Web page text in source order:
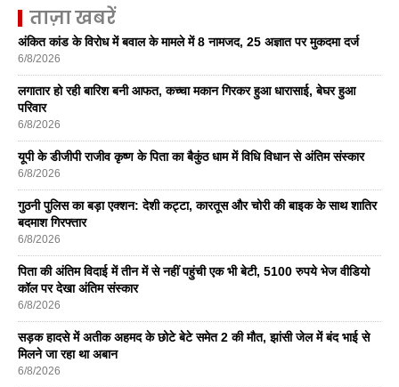
ताज़ा खबरें
अंकित कांड के विरोध में बवाल के मामले में 8 नामजद, 25 अज्ञात पर मुकदमा दर्ज
6/8/2026
लगातार हो रही बारिश बनी आफत, कच्चा मकान गिरकर हुआ धारासाई, बेघर हुआ
परिवार
6/8/2026
यूपी के डीजीपी राजीव कृष्ण के पिता का बैकुंठ धाम में विधि विधान से अंतिम संस्कार
6/8/2026
गुठनी पुलिस का बड़ा एक्शन: देशी कट्टा, कारतूस और चोरी की बाइक के साथ शातिर
बदमाश गिरफ्तार
6/8/2026
पिता की अंतिम विदाई में तीन में से नहीं पहुंची एक भी बेटी, 5100 रुपये भेज वीडियो
कॉल पर देखा अंतिम संस्कार
6/8/2026
सड़क हादसे में अतीक अहमद के छोटे बेटे समेत 2 की मौत, झांसी जेल में बंद भाई से
मिलने जा रहा था अबान
6/8/2026